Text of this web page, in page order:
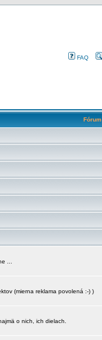
FAQ
Fórum
...
(mierna reklama povolená :-) )
o nich, ich dielach.